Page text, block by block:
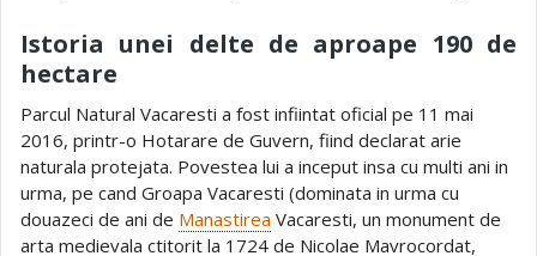
Istoria unei delte de aproape 190 de
hectare
Parcul Natural Vacaresti a fost infiintat oficial pe 11 mai
2016, printr-o Hotarare de Guvern, fiind declarat arie
naturala protejata. Povestea lui a inceput insa cu multi ani in
urma, pe cand Groapa Vacaresti (dominata in urma cu
douazeci de ani de Manastirea Vacaresti, un monument de
arta medievala ctitorit la 1724 de Nicolae Mavrocordat,